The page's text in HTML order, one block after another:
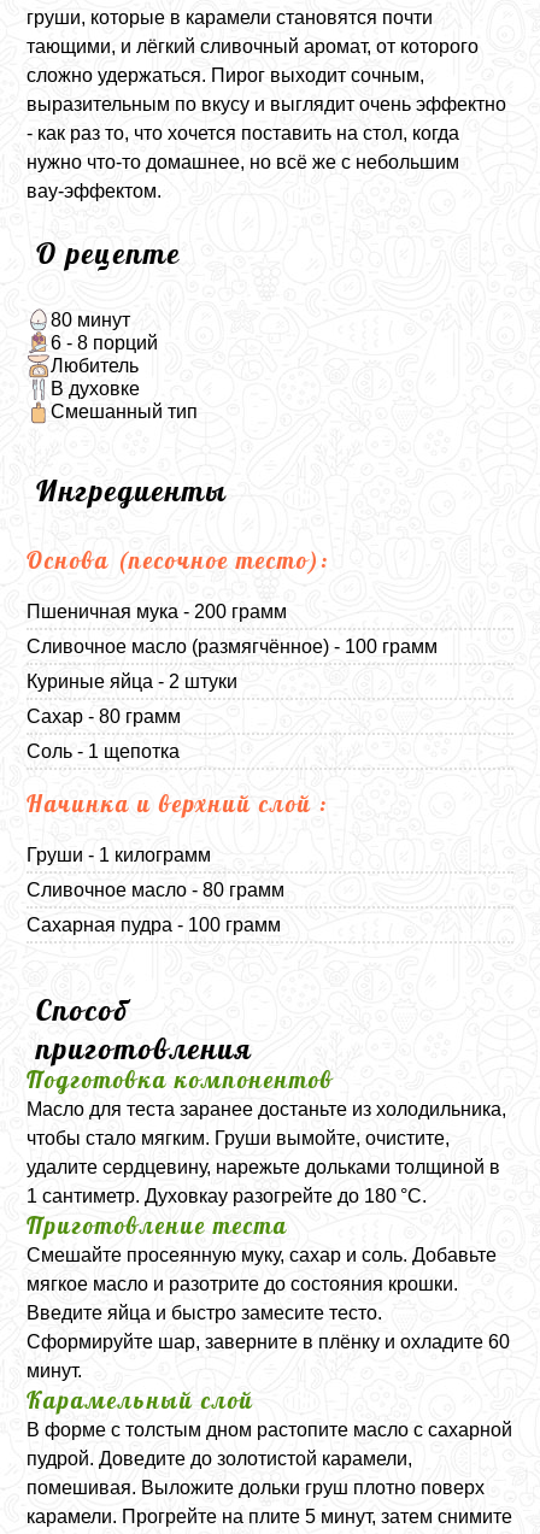
груши, которые в карамели становятся почти
тающими, и лёгкий сливочный аромат, от которого
сложно удержаться. Пирог выходит сочным,
выразительным по вкусу и выглядит очень эффектно
- как раз то, что хочется поставить на стол, когда
нужно что‑то домашнее, но всё же с небольшим
вау‑эффектом.
О рецепте
80 минут
6 - 8 порций
Любитель
В духовке
Смешанный тип
Ингредиенты
Основа (песочное тесто):
Пшеничная мука - 200 грамм
Сливочное масло (размягчённое) - 100 грамм
Куриные яйца - 2 штуки
Сахар - 80 грамм
Соль - 1 щепотка
Начинка и верхний слой :
Груши - 1 килограмм
Сливочное масло - 80 грамм
Сахарная пудра - 100 грамм
Способ
приготовления
Подготовка компонентов
Масло для теста заранее достаньте из холодильника,
чтобы стало мягким. Груши вымойте, очистите,
удалите сердцевину, нарежьте дольками толщиной в
1 сантиметр. Духовкау разогрейте до 180 °C.
Приготовление теста
Смешайте просеянную муку, сахар и соль. Добавьте
мягкое масло и разотрите до состояния крошки.
Введите яйца и быстро замесите тесто.
Сформируйте шар, заверните в плёнку и охладите 60
минут.
Карамельный слой
В форме с толстым дном растопите масло с сахарной
пудрой. Доведите до золотистой карамели,
помешивая. Выложите дольки груш плотно поверх
карамели. Прогрейте на плите 5 минут, затем снимите